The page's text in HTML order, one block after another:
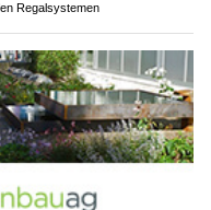
Regalsystemen